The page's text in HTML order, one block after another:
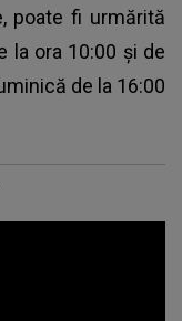
poate fi urmărită
la ora 10:00 și de
de la 16:00